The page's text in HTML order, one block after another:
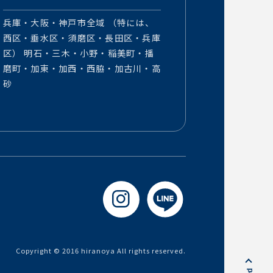
兵庫・大阪・神戸市全域 （特には、
西区・垂水区・須磨区・長田区・兵庫
区） 明石・三木・小野・稲美町・播
磨町・加東・加西・西脇・加古川・高
砂
Copyright © 2016 hiranoya All rights reserved.